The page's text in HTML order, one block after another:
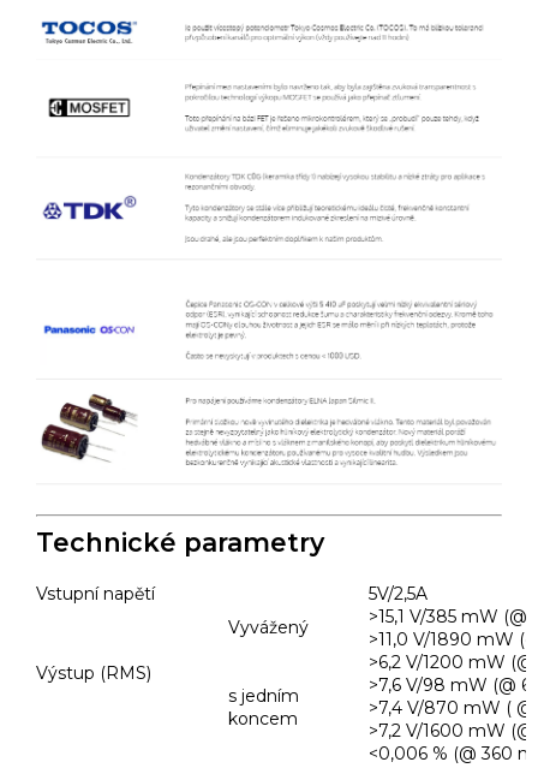
Technické parametry
Vstupní napětí 5V/2,5A
Výstup (RMS)
Vyvážený
s jedním
koncem
>15,1 V/385 mW
>11,0 V/1890 mW
>6,2 V/1200 mW
>7,6 V/98 mW (@
>7,4 V/870 mW (
>7,2 V/1600 mW
<0,006 % (@ 360